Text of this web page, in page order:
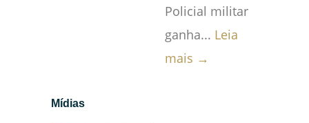
Policial militar
ganha... Leia
mais →
Mídias